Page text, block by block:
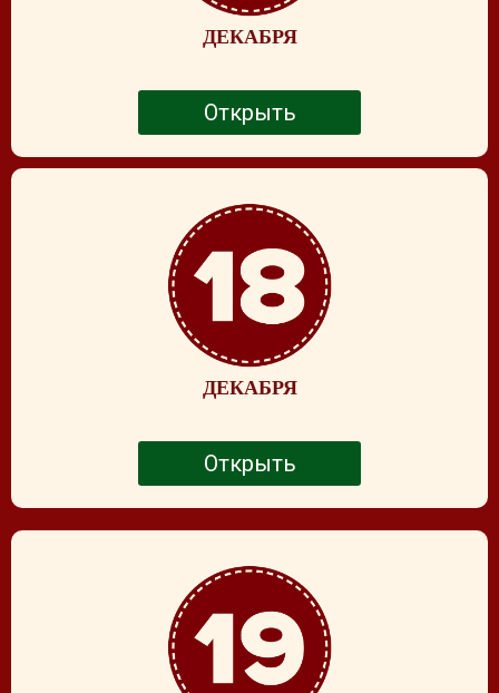
ДЕКАБРЯ
Открыть
ДЕКАБРЯ
Открыть